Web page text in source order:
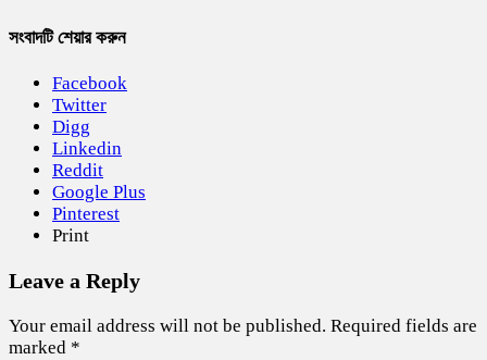
সংবাদটি শেয়ার করুন
Facebook
Twitter
Digg
Linkedin
Reddit
Google Plus
Pinterest
Print
Leave a Reply
Your email address will not be published. Required fields are
marked *